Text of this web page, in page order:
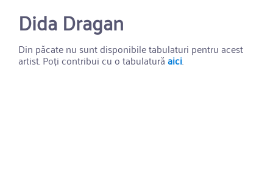
Dida Dragan
Din păcate nu sunt disponibile tabulaturi pentru acest
artist. Poți contribui cu o tabulaturăaici.